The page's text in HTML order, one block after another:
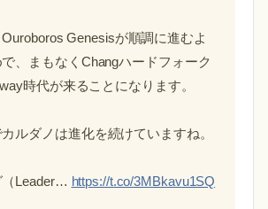
Genesisが順調に進むよ
、まもなくChangハードフォーク
時代が来ることになります。
ルダノは進化を続けていますね。
（Leader… https://t.co/3MBkavu1SQ